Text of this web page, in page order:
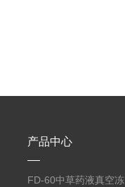
产品中心
FD-60中草药液真空冻